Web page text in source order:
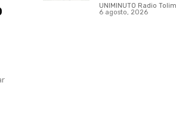
UNIMINUTO Radio
6 agosto, 2026